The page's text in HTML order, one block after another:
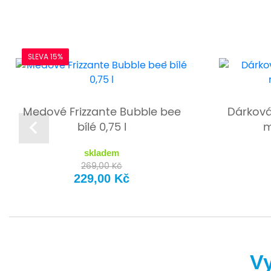
SLEVA 15%
Medové Frizzante Bubble bee
bílé 0,75 l
skladem
269,00 Kč
229,00 Kč